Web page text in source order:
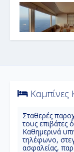
Καμπίνες
Σταθερές
τους επιβάτες
Καθημερινά
τηλέφωνο,
ασφαλείας,